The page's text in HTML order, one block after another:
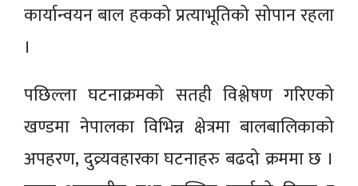
कार्यान्वयन बाल हकको प्रत्याभूतिको सोपान रहला
।
पछिल्ला घटनाक्रमको सतही विश्लेषण गरिएको
खण्डमा नेपालका विभिन्न क्षेत्रमा बालबालिकाको
अपहरण, दुव्र्यवहारका घटनाहरु बढदो क्रममा छ ।